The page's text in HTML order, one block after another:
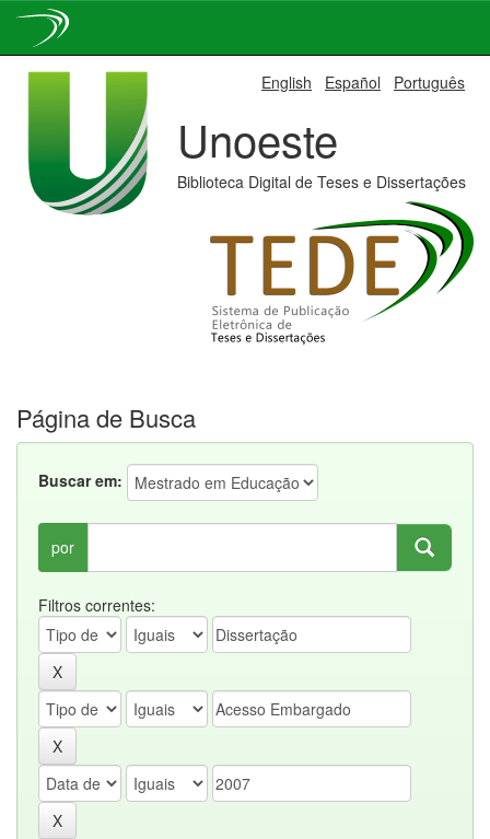
English Español Português
Unoeste
Biblioteca Digital de Teses e Dissertações
Página de Busca
Buscar em:
por
Filtros correntes: